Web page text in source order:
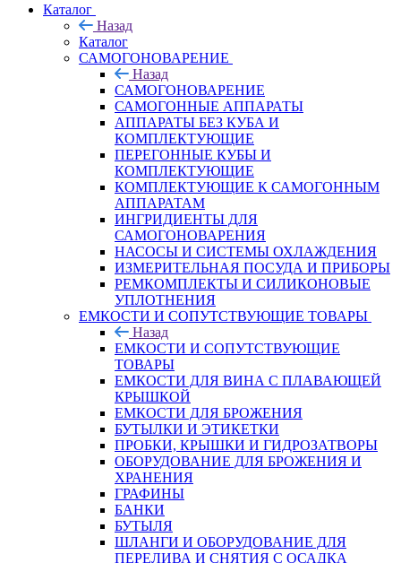
Каталог
Назад
Каталог
САМОГОНОВАРЕНИЕ
Назад
САМОГОНОВАРЕНИЕ
САМОГОННЫЕ АППАРАТЫ
АППАРАТЫ БЕЗ КУБА И
КОМПЛЕКТУЮЩИЕ
ПЕРЕГОННЫЕ КУБЫ И
КОМПЛЕКТУЮЩИЕ
КОМПЛЕКТУЮЩИЕ К САМОГОННЫМ
АППАРАТАМ
ИНГРИДИЕНТЫ ДЛЯ
САМОГОНОВАРЕНИЯ
НАСОСЫ И СИСТЕМЫ ОХЛАЖДЕНИЯ
ИЗМЕРИТЕЛЬНАЯ ПОСУДА И ПРИБОРЫ
РЕМКОМПЛЕКТЫ И СИЛИКОНОВЫЕ
УПЛОТНЕНИЯ
ЕМКОСТИ И СОПУТСТВУЮЩИЕ ТОВАРЫ
Назад
ЕМКОСТИ И СОПУТСТВУЮЩИЕ
ТОВАРЫ
ЕМКОСТИ ДЛЯ ВИНА С ПЛАВАЮЩЕЙ
КРЫШКОЙ
ЕМКОСТИ ДЛЯ БРОЖЕНИЯ
БУТЫЛКИ И ЭТИКЕТКИ
ПРОБКИ, КРЫШКИ И ГИДРОЗАТВОРЫ
ОБОРУДОВАНИЕ ДЛЯ БРОЖЕНИЯ И
ХРАНЕНИЯ
ГРАФИНЫ
БАНКИ
БУТЫЛЯ
ШЛАНГИ И ОБОРУДОВАНИЕ ДЛЯ
ПЕРЕЛИВА И СНЯТИЯ С ОСАДКА